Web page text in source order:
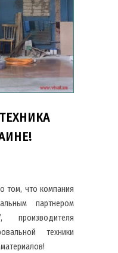
том, что компания
партнером
производителя
техники